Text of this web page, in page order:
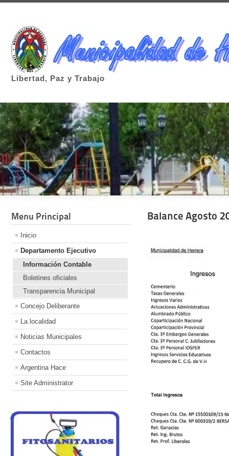
Libertad, Paz y Trabajo
Menu Principal
Inicio
Departamento Ejecutivo
Información Contable
Boletines oficiales
Transparencia Municipal
Concejo Deliberante
La localidad
Noticias Municipales
Contactos
Argentina Hace
Site Administrator
Balance Agosto